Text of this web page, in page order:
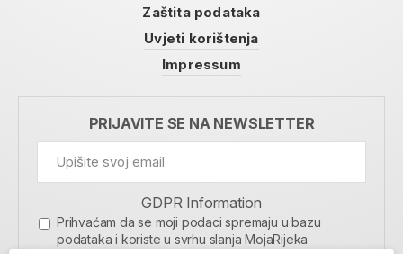
Zaštita podataka
Uvjeti korištenja
Impressum
PRIJAVITE SE NA NEWSLETTER
GDPR Information
Prihvaćam da se moji podaci spremaju u bazu
podataka i koriste u svrhu slanja MojaRijeka